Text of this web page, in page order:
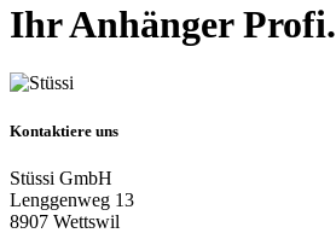
Ihr Anhänger Profi.
Kontaktiere uns
Stüssi GmbH
Lenggenweg 13
8907 Wettswil